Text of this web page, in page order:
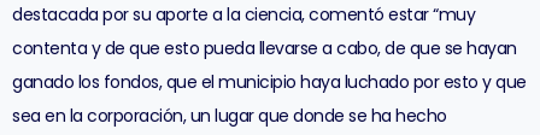
destacada por su aporte a la ciencia, comentó estar “muy
contenta y de que esto pueda llevarse a cabo, de que se hayan
ganado los fondos, que el municipio haya luchado por esto y que
sea en la corporación, un lugar que donde se ha hecho